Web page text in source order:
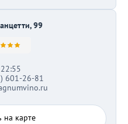
99
601-26-81
на карте